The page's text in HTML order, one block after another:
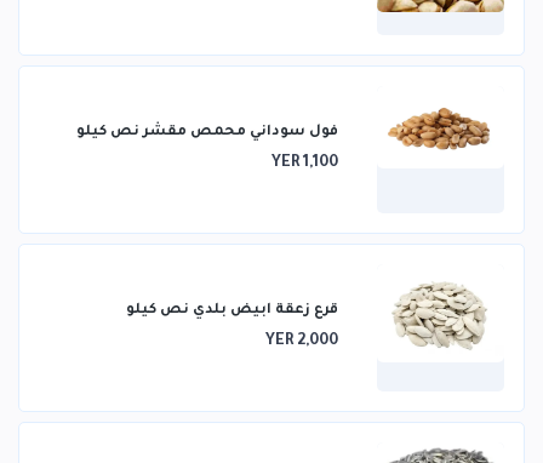
فول سوداني محمص مقشر نص كيلو
YER 1,100
قرع زعقة ابيض بلدي نص كيلو
YER 2,000